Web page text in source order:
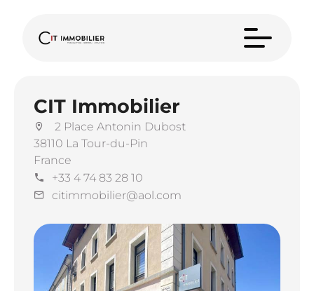
CIT Immobilier
2 Place Antonin Dubost
38110 La Tour-du-Pin
France
+33 4 74 83 28 10
citimmobilier@aol.com